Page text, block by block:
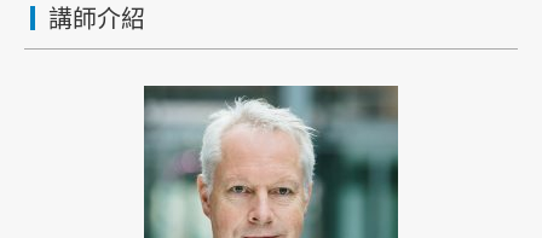
講師介紹